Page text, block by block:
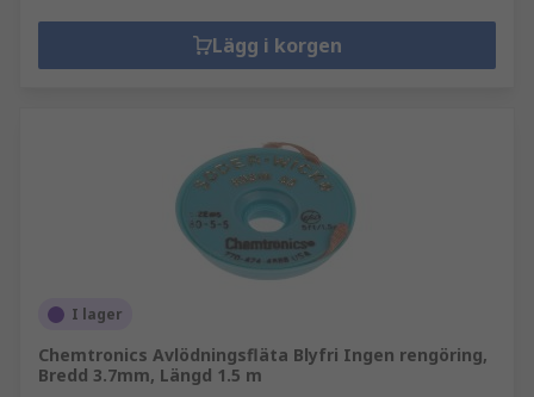
Lägg i korgen
I lager
Chemtronics Avlödningsfläta Blyfri Ingen rengöring,
Bredd 3.7mm, Längd 1.5 m